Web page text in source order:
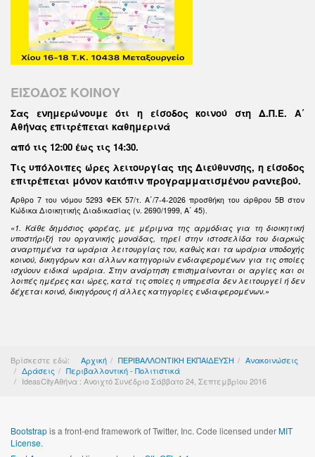
ΕΙΣΟΔΟΣ ΚΟΙΝΟΥ
Σας ενημερώνουμε ότι η είσοδος κοινού στη Δ.Π.Ε. Α΄
Αθήνας επιτρέπεται καθημερινά
από τις 12:00 έως τις 14:30.
Τις υπόλοιπες ώρες λειτουργίας της Διεύθυνσης, η είσοδος
επιτρέπεται μόνον κατόπιν προγραμματισμένου ραντεβού.
Άρθρο 7 του νόμου 5293 ΦΕΚ 57/τ. Α΄/7-4-2026 προσθήκη του άρθρου 5Β στον
Κώδικα Διοικητικής Διαδικασίας (ν. 2690/1999, Α΄ 45).
«1. Κάθε δημόσιος φορέας, με μέριμνα της αρμόδιας για τη διοικητική
υποστήριξή του οργανικής μονάδας, τηρεί στην ιστοσελίδα του διαρκώς
αναρτημένα τα ωράρια λειτουργίας του, καθώς και τα ωράρια υποδοχής
κοινού, δικηγόρων και άλλων κατηγοριών ενδιαφερομένων για τις οποίες
ισχύουν ειδικά ωράρια. Στην ανάρτηση επισημαίνονται οι αργίες και οι
λοιπές ημέρες και ώρες, κατά τις οποίες η υπηρεσία δεν λειτουργεί ή δεν
δέχεται κοινό, δικηγόρους ή άλλες κατηγορίες ενδιαφερομένων.»
Βρίσκεστε εδώ: Αρχική ΠΕΡΙΒΑΛΛΟΝΤΙΚΗ ΕΚΠΑΙΔΕΥΣΗ
Ανακοινώσεις
Δράσεις
Περιβαλλοντική - Πολιτιστικά
IdeasCityΑθήνα : Ανοιχτό Συνέδριο Σάββατο 24, Σεπτεμβρίου 2016
Bootstrapis a front-end framework of Twitter, Inc. Code licensed underMIT
License.